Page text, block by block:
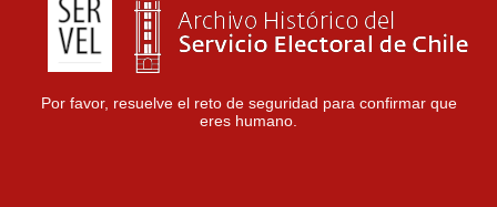
Por favor, resuelve el reto de seguridad para confirmar que
eres humano.